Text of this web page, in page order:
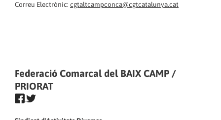
Correu Electrònic: cgtaltcampconca@cgtcatalunya.cat
Federació Comarcal del BAIX CAMP /
PRIORAT